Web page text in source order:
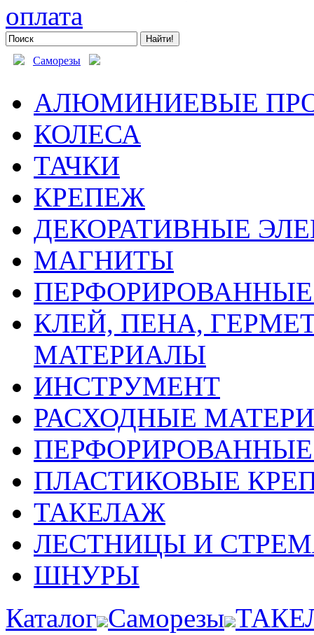
оплата
Саморезы
АЛЮМИНИЕВЫЕ
КОЛЕСА
ТАЧКИ
КРЕПЕЖ
ДЕКОРАТИВНЫЕ
МАГНИТЫ
КЛЕЙ, ПЕНА,
МАТЕРИАЛЫ
ИНСТРУМЕНТ
РАСХОДНЫЕ
ПЛАСТИКОВЫЕ
ТАКЕЛАЖ
ЛЕСТНИЦЫ И
ШНУРЫ
Каталог Саморезы